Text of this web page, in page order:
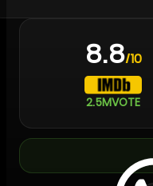
8.8/10
2.5MVOTE